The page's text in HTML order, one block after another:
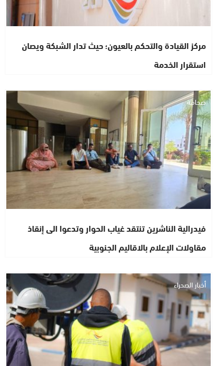
مركز القيادة والتحكم بالعيون؛ حيث تدار الشبكة ويصان
استقرار الخدمة
صحافة
فيدرالية الناشرين تنتقد غياب الحوار وتدعوا الى إنقاذ
مقاولات الإعلام بالاقاليم الجنوبية
أخبار الصحراء